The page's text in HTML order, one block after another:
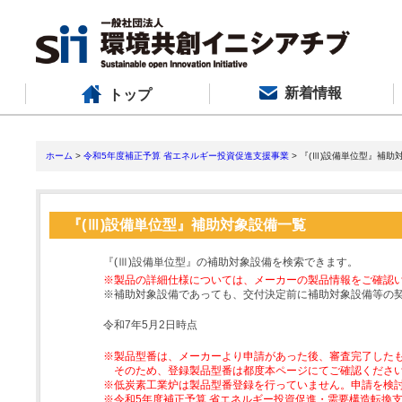
トップ 新着情報
ホーム > 令和5年度補正予算 省エネルギー投資促進支援事業 > 『(Ⅲ)設備単位型』補助
『(Ⅲ)設備単位型』補助対象設備一覧
『(Ⅲ)設備単位型』の補助対象設備を検索できます。
※製品の詳細仕様については、メーカーの製品情報をご確認
※補助対象設備であっても、交付決定前に補助対象設備等の
令和7年5月2日時点
※製品型番は、メーカーより申請があった後、審査完了した
そのため、登録製品型番は都度本ページにてご確認くださ
※低炭素工業炉は製品型番登録を行っていません。申請を検
※令和5年度補正予算 省エネルギー投資促進・需要構造転換